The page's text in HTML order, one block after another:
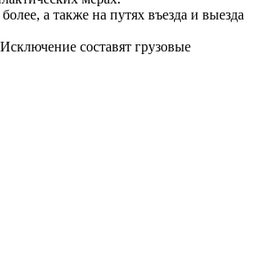
а также на путях въезда и выезда
составят грузовые